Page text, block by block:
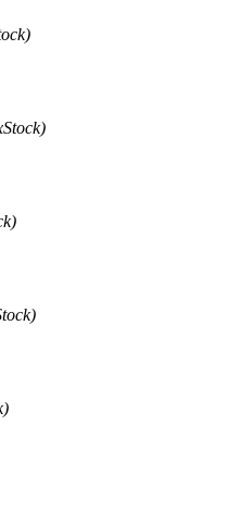
dan kepentingan fleksibel